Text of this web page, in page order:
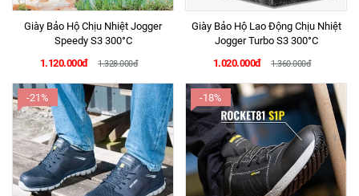
Giày Bảo Hộ Chịu Nhiệt Jogger
Speedy S3 300°C
1.120.000đ
1.328.000đ
Giày Bảo Hộ Lao Động Chịu Nhiệt
Jogger Turbo S3 300°C
1.020.000đ
1.360.000đ
-21% -18%